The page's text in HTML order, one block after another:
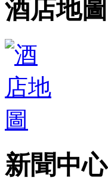
酒店地圖
新聞中心